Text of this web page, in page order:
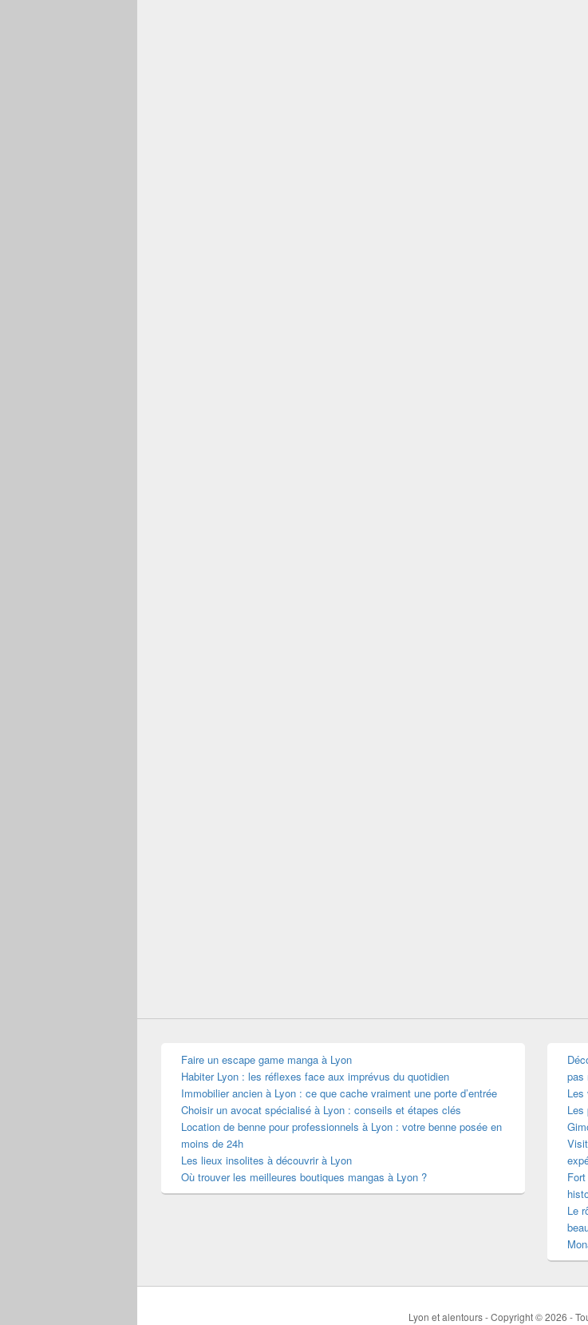
Faire un escape game manga à Lyon
Habiter Lyon : les réflexes face aux imprévus du quotidien
Immobilier ancien à Lyon : ce que cache vraiment une porte d’entrée
Choisir un avocat spécialisé à Lyon : conseils et étapes clés
Location de benne pour professionnels à Lyon : votre benne posée en
moins de 24h
Les lieux insolites à découvrir à Lyon
Où trouver les meilleures boutiques mangas à Lyon ?
pas
Les
Les
Le
Lyon et alentours - Copyright © 2026 -